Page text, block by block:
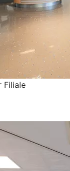
Filiale